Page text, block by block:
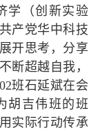
学（创新实验
产党华中科技
开思考，分享
断超越自我，
班石延斌在会
胡吉伟班的班
实际行动传承